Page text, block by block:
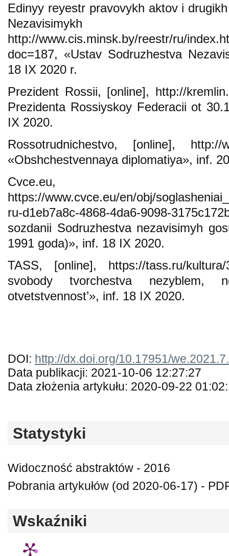
Edinyy reyestr pravovykh aktov i
Nezavisimykh
http://www.cis.minsk.by/reestr/ru/
doc=187, «Ustav Sodruzhestva
18 IX 2020 r.
Prezident Rossii, [online], http://
Prezidenta Rossiyskoy Federacii ot
IX 2020.
Rossotrudnichestvo, [online], http://
«Obshchestvennaya diplomatiya», inf.
Сvce.eu,
https://www.cvce.eu/en/obj/
ru-d1eb7a8c-4868-4da6-9098-
sozdanii Sodruzhestva nezavisimyh
1991 goda)», inf. 18 IX 2020.
TASS, [online], https://tass.ru/
svobody tvorchestva
otvetstvennost’», inf. 18 IX 2020.
DOI: http://dx.doi.org/10.17951/
Data publikacji: 2021-10-06 12:27:27
Data złożenia artykułu: 2020-09-22
Statystyki
Widoczność abstraktów - 2016
Pobrania artykułów (od 2020-06-17) -
Wskaźniki